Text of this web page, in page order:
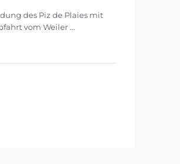
des Piz de Plaies mit
vom Weiler ...